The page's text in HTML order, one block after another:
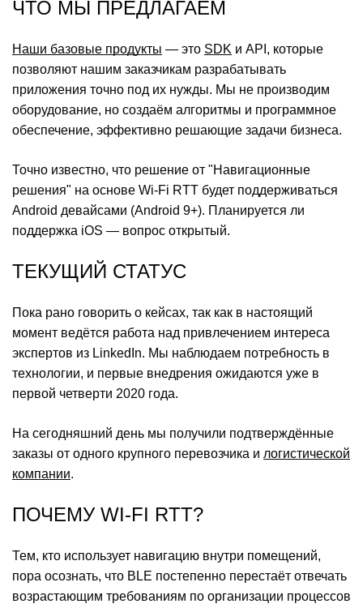
ЧТО МЫ ПРЕДЛАГАЕМ
Наши базовые продукты — это SDK и API, которые
позволяют нашим заказчикам разрабатывать
приложения точно под их нужды. Мы не производим
оборудование, но создаём алгоритмы и программное
обеспечение, эффективно решающие задачи бизнеса.
Точно известно, что решение от "Навигационные
решения" на основе Wi-Fi RTT будет поддерживаться
Android девайсами (Android 9+). Планируется ли
поддержка iOS — вопрос открытый.
ТЕКУЩИЙ СТАТУС
Пока рано говорить о кейсах, так как в настоящий
момент ведётся работа над привлечением интереса
экспертов из LinkedIn. Мы наблюдаем потребность в
технологии, и первые внедрения ожидаются уже в
первой четверти 2020 года.
На сегодняшний день мы получили подтверждённые
заказы от одного крупного перевозчика и логистической
компании.
ПОЧЕМУ WI-FI RTT?
Тем, кто использует навигацию внутри помещений,
пора осознать, что BLE постепенно перестаёт отвечать
возрастающим требованиям по организации процессов